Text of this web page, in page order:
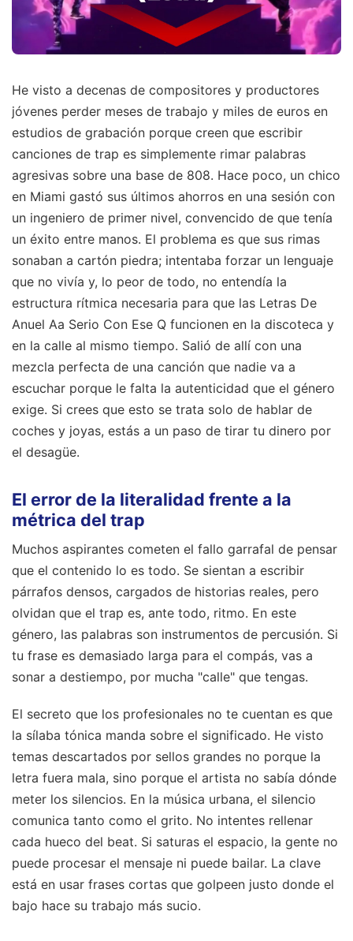
He visto a decenas de compositores y productores
jóvenes perder meses de trabajo y miles de euros en
estudios de grabación porque creen que escribir
canciones de trap es simplemente rimar palabras
agresivas sobre una base de 808. Hace poco, un chico
en Miami gastó sus últimos ahorros en una sesión con
un ingeniero de primer nivel, convencido de que tenía
un éxito entre manos. El problema es que sus rimas
sonaban a cartón piedra; intentaba forzar un lenguaje
que no vivía y, lo peor de todo, no entendía la
estructura rítmica necesaria para que las Letras De
Anuel Aa Serio Con Ese Q funcionen en la discoteca y
en la calle al mismo tiempo. Salió de allí con una
mezcla perfecta de una canción que nadie va a
escuchar porque le falta la autenticidad que el género
exige. Si crees que esto se trata solo de hablar de
coches y joyas, estás a un paso de tirar tu dinero por
el desagüe.
El error de la literalidad frente a la
métrica del trap
Muchos aspirantes cometen el fallo garrafal de pensar
que el contenido lo es todo. Se sientan a escribir
párrafos densos, cargados de historias reales, pero
olvidan que el trap es, ante todo, ritmo. En este
género, las palabras son instrumentos de percusión. Si
tu frase es demasiado larga para el compás, vas a
sonar a destiempo, por mucha "calle" que tengas.
El secreto que los profesionales no te cuentan es que
la sílaba tónica manda sobre el significado. He visto
temas descartados por sellos grandes no porque la
letra fuera mala, sino porque el artista no sabía dónde
meter los silencios. En la música urbana, el silencio
comunica tanto como el grito. No intentes rellenar
cada hueco del beat. Si saturas el espacio, la gente no
puede procesar el mensaje ni puede bailar. La clave
está en usar frases cortas que golpeen justo donde el
bajo hace su trabajo más sucio.